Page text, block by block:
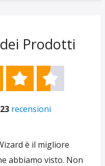
Prodotti
 
recensioni
è il migliore
abbiamo visto. Non